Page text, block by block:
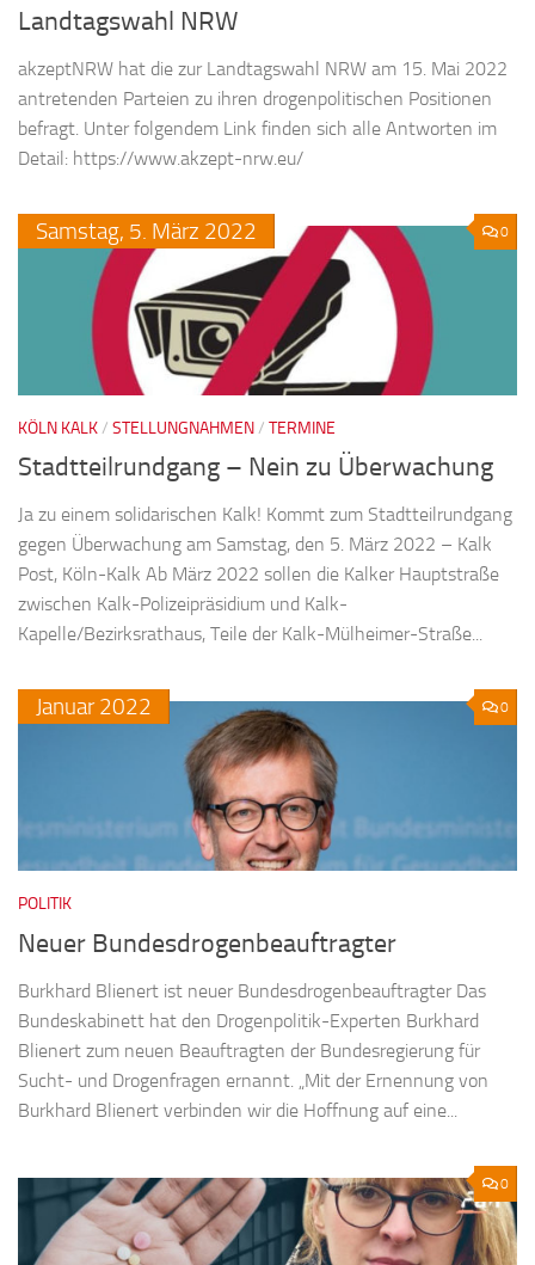
Landtagswahl NRW
akzeptNRW hat die zur Landtagswahl NRW am 15. Mai 2022
antretenden Parteien zu ihren drogenpolitischen Positionen
befragt. Unter folgendem Link finden sich alle Antworten im
Detail: https://www.akzept-nrw.eu/
0
Samstag, 5. März 2022
KÖLN KALK/ STELLUNGNAHMEN/ TERMINE
Stadtteilrundgang – Nein zu Überwachung
Ja zu einem solidarischen Kalk! Kommt zum Stadtteilrundgang
gegen Überwachung am Samstag, den 5. März 2022 – Kalk
Post, Köln-Kalk Ab März 2022 sollen die Kalker Hauptstraße
zwischen Kalk-Polizeipräsidium und Kalk-
Kapelle/Bezirksrathaus, Teile der Kalk-Mülheimer-Straße...
0
Januar 2022
POLITIK
Neuer Bundesdrogenbeauftragter
Burkhard Blienert ist neuer Bundesdrogenbeauftragter Das
Bundeskabinett hat den Drogenpolitik-Experten Burkhard
Blienert zum neuen Beauftragten der Bundesregierung für
Sucht- und Drogenfragen ernannt. „Mit der Ernennung von
Burkhard Blienert verbinden wir die Hoffnung auf eine...
0